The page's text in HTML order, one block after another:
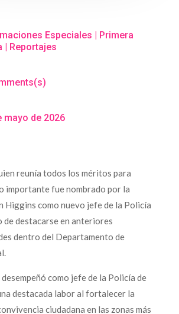
Especiales | Primera
| Reportajes
mayo de 2026
reunía todos los méritos para
importante fue nombrado por la
Higgins como nuevo jefe de la Policía
de destacarse en anteriores
dentro del Departamento de
desempeñó como jefe de la Policía de
destacada labor al fortalecer la
ciudadana en las zonas más